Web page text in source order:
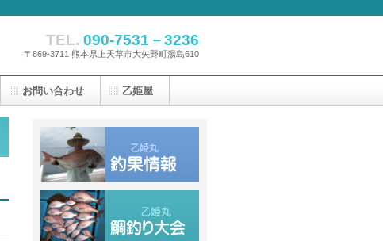
TEL. 090-7531－3236
〒869-3711 熊本県上天草市大矢野町湯島610
お問い合わせ 乙姫屋